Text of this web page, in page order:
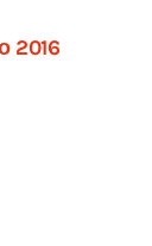
2016